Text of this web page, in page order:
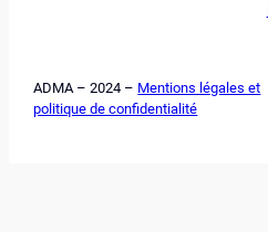
ADMA – 2024 – Mentions légales et
politique de confidentialité